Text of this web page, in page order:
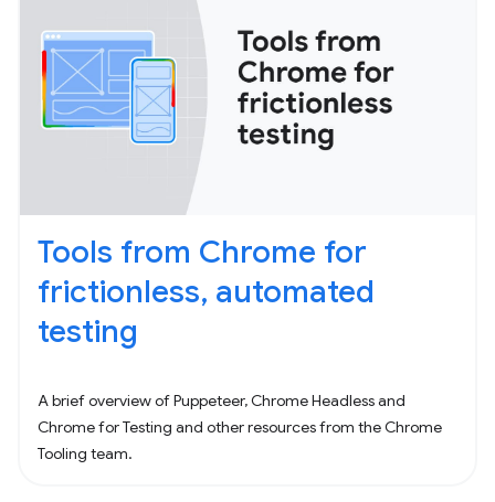
Tools from Chrome for
frictionless, automated
testing
A brief overview of Puppeteer, Chrome Headless and
Chrome for Testing and other resources from the Chrome
Tooling team.